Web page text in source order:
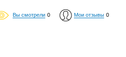
Вы смотрели 0 Мои отзывы 0